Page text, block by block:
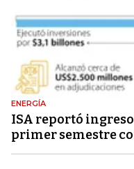
ENERGÍA
ISA reportó
primer semestre